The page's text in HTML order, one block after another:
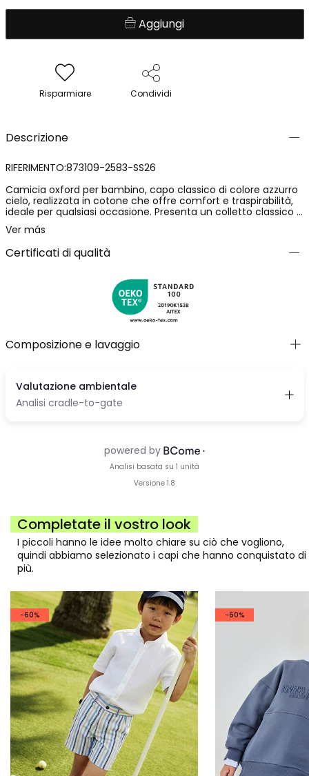
Aggiungi
Risparmiare Condividi
Descrizione
RIFERIMENTO:873109-2583-SS26
Camicia oxford per bambino, capo classico di colore azzurro
cielo, realizzata in cotone che offre comfort e traspirabilità,
ideale per qualsiasi occasione. Presenta un colletto classico e
maniche lunghe, perfette per uno stile elegante e formale.
Disponibile in taglie da 12 mesi fino a 14 anni, è versatile per
diverse età. Il suo design semplice facilita l'abbinamento con
pantaloni e la sua finitura delicata eleva qualsiasi completo.
Ver más
Certificati di qualità
Composizione e lavaggio
Completate il vostro look
I piccoli hanno le idee molto chiare su ciò che vogliono,
quindi abbiamo selezionato i capi che hanno conquistato di
più.
-60% -60%